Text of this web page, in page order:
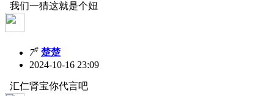
我们一猜这就是个妞
7# 楚楚
2024-10-16 23:09
汇仁肾宝你代言吧